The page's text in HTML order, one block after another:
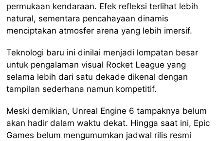
permukaan kendaraan. Efek refleksi terlihat lebih
natural, sementara pencahayaan dinamis
menciptakan atmosfer arena yang lebih imersif.
Teknologi baru ini dinilai menjadi lompatan besar
untuk pengalaman visual Rocket League yang
selama lebih dari satu dekade dikenal dengan
tampilan sederhana namun kompetitif.
Meski demikian, Unreal Engine 6 tampaknya belum
akan hadir dalam waktu dekat. Hingga saat ini, Epic
Games belum mengumumkan jadwal rilis resmi